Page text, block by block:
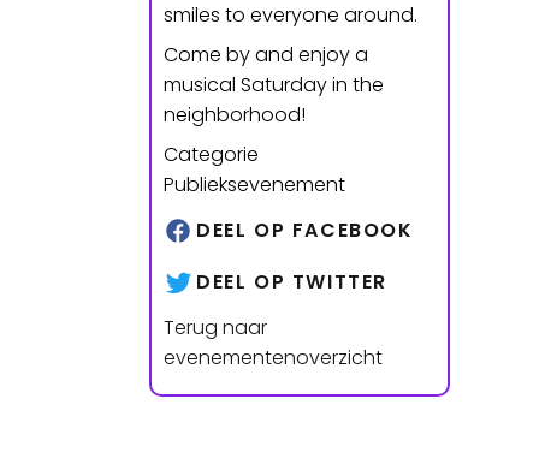
smiles to everyone around.
Come by and enjoy a
musical Saturday in the
neighborhood!
Categorie
Publieksevenement
DEEL OP FACEBOOK
DEEL OP TWITTER
Terug naar
evenementenoverzicht